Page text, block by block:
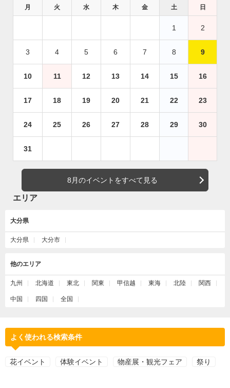
月 火 水 木 金 土 日
1 2
3 4 5 6 7 8 9
10 11 12 13 14 15 16
17 18 19 20 21 22 23
24 25 26 27 28 29 30
31
8月のイベントをすべて見る
エリア
大分県
大分県 大分市
他のエリア
九州 北海道 東北 関東 甲信越 東海 北陸 関西
中国 四国 全国
よく使われる検索条件
花イベント 体験イベント 物産展・観光フェア 祭り